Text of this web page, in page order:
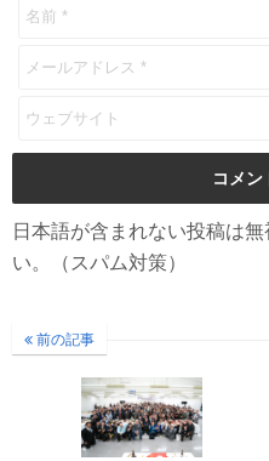
日本語が含まれない投稿は
い。（スパム対策）
前の記事